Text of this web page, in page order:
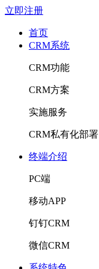
立即注册
首页
CRM系统
CRM功能
CRM方案
实施服务
CRM私有化部署
终端介绍
PC端
移动APP
钉钉CRM
微信CRM